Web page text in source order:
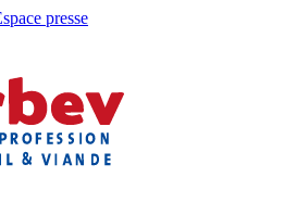
presse